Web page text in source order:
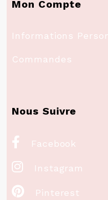
Mon Compte
Informations
Commandes
Nous Suivre
 Facebook
 Instagram
 Pinterest